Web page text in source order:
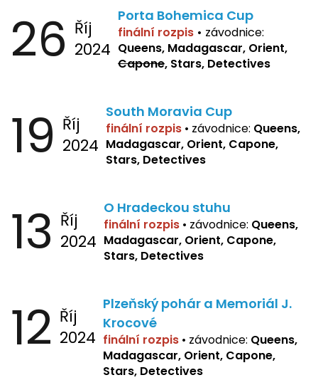
26 Říj
2024
Porta Bohemica Cup
finální rozpis • závodnice:
Queens, Madagascar, Orient,
Capone, Stars, Detectives
19 Říj
2024
South Moravia Cup
finální rozpis • závodnice: Queens,
Madagascar, Orient, Capone,
Stars, Detectives
13 Říj
2024
O Hradeckou stuhu
finální rozpis • závodnice: Queens,
Madagascar, Orient, Capone,
Stars, Detectives
12 Říj
2024
Plzeňský pohár a Memoriál J.
Krocové
finální rozpis • závodnice: Queens,
Madagascar, Orient, Capone,
Stars, Detectives